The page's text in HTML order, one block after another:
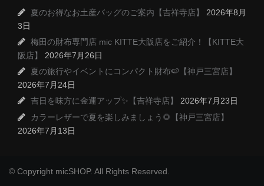
夏のお得なお土産バッグのご案内【吉祥寺店】
2026年8月
3日
梅田の財布専門店 mic KITTE大阪店をご紹介！【KITTE大
阪店】
2026年7月26日
夏の旅行やイベントにコンパクト財布🍉【神戸三宮店】
2026年7月24日
吉日を味方に金運アップ✨【吉祥寺店】
2026年7月23日
カラーレザーで夏を楽しみましょう🌻【神戸三宮店】
2026年7月13日
© Copyright micSHOP. All Rights Reserved.